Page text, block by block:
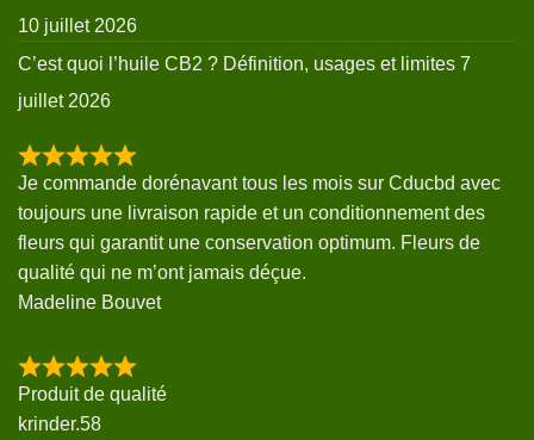
10 juillet 2026
C’est quoi l’huile CB2 ? Définition, usages et limites 7
juillet 2026
Je commande dorénavant tous les mois sur Cducbd avec
toujours une livraison rapide et un conditionnement des
fleurs qui garantit une conservation optimum. Fleurs de
qualité qui ne m’ont jamais déçue.
Madeline Bouvet
Produit de qualité
krinder.58